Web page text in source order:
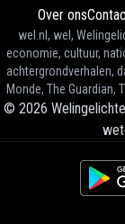
Over ons
wel.nl, wel,
economie, cultuur,
achtergrondverhalen,
Monde, The Guardian,
© 2026